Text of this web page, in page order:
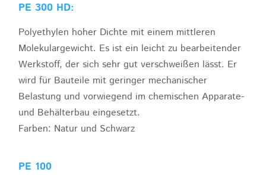
PE 300 HD:
Polyethylen hoher Dichte mit einem mittleren
Molekulargewicht. Es ist ein leicht zu bearbeitender
Werkstoff, der sich sehr gut verschweißen lässt. Er
wird für Bauteile mit geringer mechanischer
Belastung und vorwiegend im chemischen Apparate-
und Behälterbau eingesetzt.
Farben: Natur und Schwarz
PE 100